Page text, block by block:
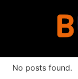
No posts found.